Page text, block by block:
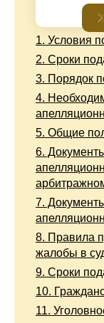
1. Условия
2. Сроки
3. Порядок
4.
5. Общие
6.
7.
8. Правила
жалобы в
9. Сроки
10.
11.